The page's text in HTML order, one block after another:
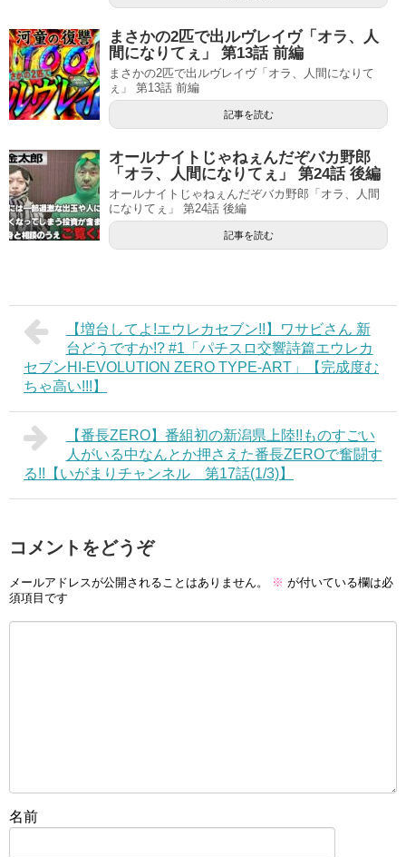
まさかの2匹で出ルヴレイヴ「オラ、人
間になりてぇ」 第13話 前編
まさかの2匹で出ルヴレイヴ「オラ、人間になりて
ぇ」 第13話 前編
記事を読む
オールナイトじゃねぇんだぞバカ野郎
「オラ、人間になりてぇ」 第24話 後編
オールナイトじゃねぇんだぞバカ野郎「オラ、人間
になりてぇ」 第24話 後編
記事を読む
【増台してよ!エウレカセブン!!】ワサビさん 新
台どうですか!? #1「パチスロ交響詩篇エウレカ
セブンHI‐EVOLUTION ZERO TYPE‐ART」【完成度む
ちゃ高い!!!】
【番長ZERO】番組初の新潟県上陸!!ものすごい
人がいる中なんとか押さえた番長ZEROで奮闘す
る!!【いがまりチャンネル 第17話(1/3)】
コメントをどうぞ
メールアドレスが公開されることはありません。 ※ が付いている欄は必
須項目です
名前